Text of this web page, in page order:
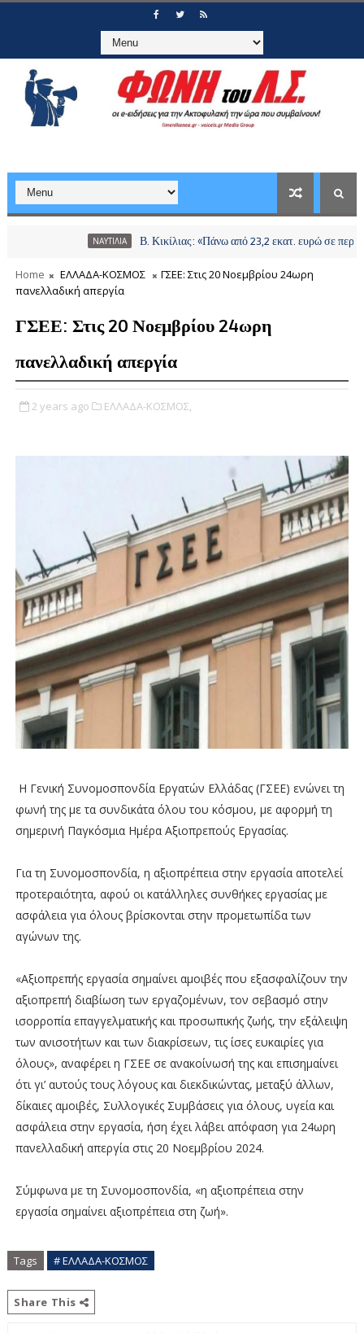
Β. Κικίλιας: «Πάνω από 23,2 εκατ. ευρώ σε
Home ΕΛΛΑΔΑ-ΚΟΣΜΟΣ
ΓΣΕΕ: Στις 20 Νοεμβρίου 24ωρη
πανελλαδική απεργία
ΓΣΕΕ: Στις 20 Νοεμβρίου 24ωρη
πανελλαδική απεργία
2 years ago ΕΛΛΑΔΑ-ΚΟΣΜΟΣ,
Η Γενική Συνομοσπονδία Εργατών Ελλάδας (ΓΣΕΕ) ενώνει τη
φωνή της με τα συνδικάτα όλου του κόσμου, με αφορμή τη
σημερινή Παγκόσμια Ημέρα Αξιοπρεπούς Εργασίας.
Για τη Συνομοσπονδία, η αξιοπρέπεια στην εργασία αποτελεί
προτεραιότητα, αφού οι κατάλληλες συνθήκες εργασίας με
ασφάλεια για όλους βρίσκονται στην προμετωπίδα των
αγώνων της.
«Αξιοπρεπής εργασία σημαίνει αμοιβές που εξασφαλίζουν την
αξιοπρεπή διαβίωση των εργαζομένων, τον σεβασμό στην
ισορροπία επαγγελματικής και προσωπικής ζωής, την εξάλειψη
των ανισοτήτων και των διακρίσεων, τις ίσες ευκαιρίες για
όλους», αναφέρει η ΓΣΕΕ σε ανακοίνωσή της και επισημαίνει
ότι γι’ αυτούς τους λόγους και διεκδικώντας, μεταξύ άλλων,
δίκαιες αμοιβές, Συλλογικές Συμβάσεις για όλους, υγεία και
ασφάλεια στην εργασία, ήση έχει λάβει απόφαση για 24ωρη
πανελλαδική απεργία στις 20 Νοεμβρίου 2024.
Σύμφωνα με τη Συνομοσπονδία, «η αξιοπρέπεια στην
εργασία σημαίνει αξιοπρέπεια στη ζωή».
Tags # ΕΛΛΑΔΑ-ΚΟΣΜΟΣ
Share This